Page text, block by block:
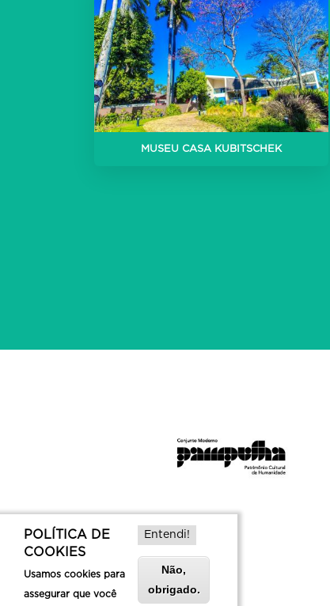
MUSEU CASA KUBITSCHEK
POLÍTICA DE
COOKIES
Usamos cookies para
assegurar que você
Entendi!
Não,
obrigado.